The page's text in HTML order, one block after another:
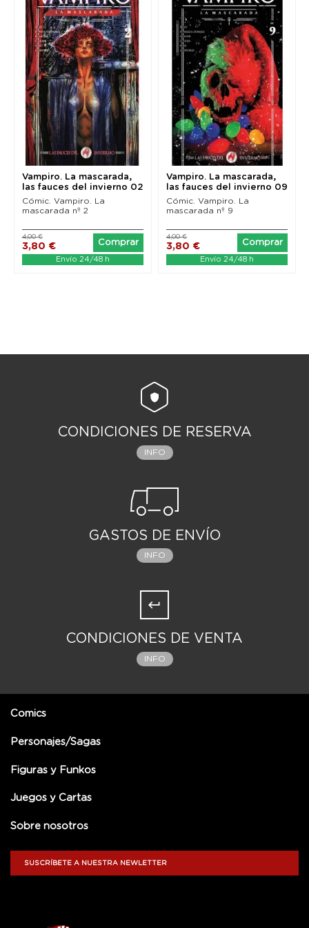
Vampiro. La mascarada,
las fauces del invierno 02
Cómic. Vampiro. La
mascarada nº 2
3,80 €
4,00 €
Comprar
Envío 24/48 h
Vampiro. La mascarada,
las fauces del invierno 09
Cómic. Vampiro. La
mascarada nº 9
3,80 €
4,00 €
Comprar
Envío 24/48 h
CONDICIONES DE RESERVA
INFO
GASTOS DE ENVÍO
INFO
CONDICIONES DE VENTA
INFO
Comics
Personajes/Sagas
Figuras y Funkos
Juegos y Cartas
Sobre nosotros
SUSCRÍBETE A NUESTRA NEWLETTER